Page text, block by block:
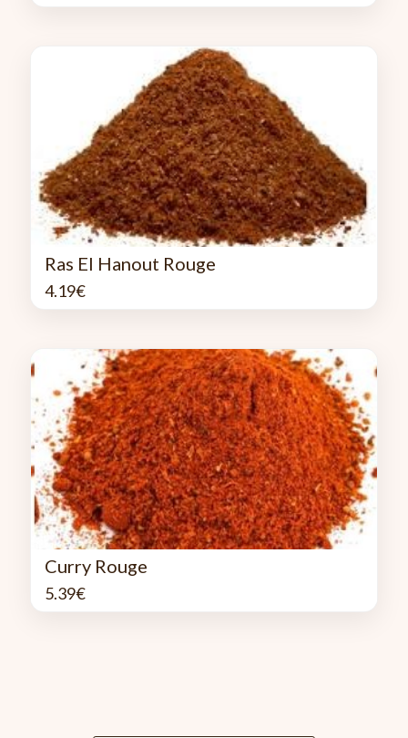
Ras El Hanout Rouge
4.19€
Curry Rouge
5.39€